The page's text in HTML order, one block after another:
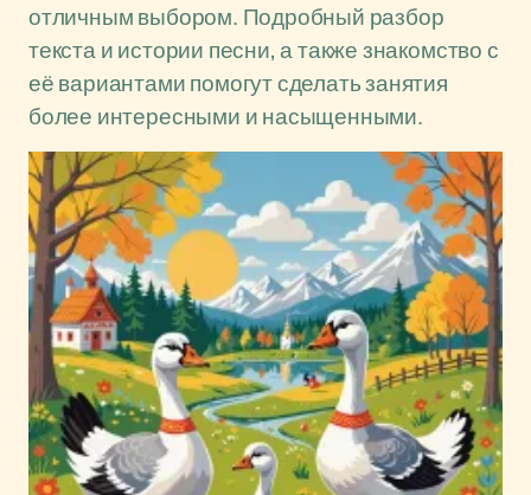
отличным выбором. Подробный разбор
текста и истории песни, а также знакомство с
её вариантами помогут сделать занятия
более интересными и насыщенными.